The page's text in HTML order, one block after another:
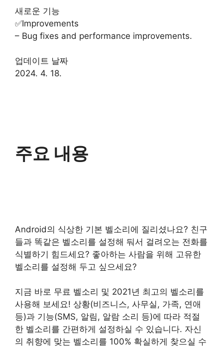
새로운 기능
✅Improvements
– Bug fixes and performance improvements.
업데이트 날짜
2024. 4. 18.
주요 내용
Android의 식상한 기본 벨소리에 질리셨나요? 친구
들과 똑같은 벨소리를 설정해 둬서 걸려오는 전화를
식별하기 힘드세요? 좋아하는 사람을 위해 고유한
벨소리를 설정해 두고 싶으세요?
지금 바로 무료 벨소리 및 2021년 최고의 벨소리를
사용해 보세요! 상황(비즈니스, 사무실, 가족, 연애
등)과 기능(SMS, 알림, 알람 소리 등)에 따라 적절
한 벨소리를 간편하게 설정하실 수 있습니다. 자신
의 취향에 맞는 벨소리를 100% 확실하게 찾으실 수